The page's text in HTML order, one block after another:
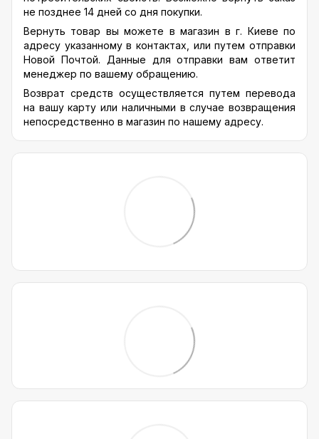
не позднее 14 дней со дня покупки.
Вернуть товар вы можете в магазин в г. Киеве по
адресу указанному в контактах, или путем отправки
Новой Почтой. Данные для отправки вам ответит
менеджер по вашему обращению.
Возврат средств осуществляется путем перевода
на вашу карту или наличными в случае возвращения
непосредственно в магазин по нашему адресу.